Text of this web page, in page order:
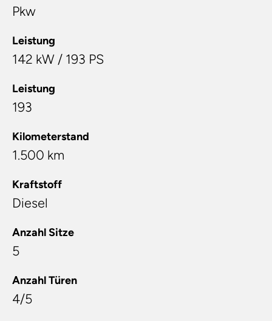
Pkw
Leistung
142 kW / 193 PS
Leistung
193
Kilometerstand
1.500 km
Kraftstoff
Diesel
Anzahl Sitze
5
Anzahl Türen
4/5